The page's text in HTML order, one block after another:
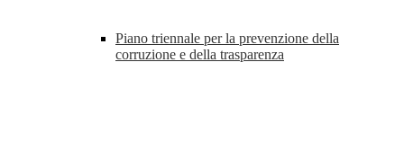
Piano triennale per la prevenzione della
corruzione e della trasparenza